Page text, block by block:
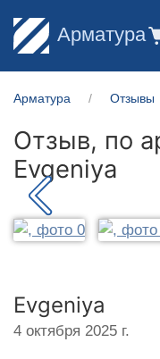
Арматура
Арматура Отзывы
Отзыв, по
Evgeniya
Evgeniya
4 октября 2025 г.